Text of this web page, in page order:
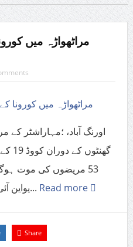
53 مریضوں کی موت
یواین آئی کی جانب سے جمع کئے گئے ا... Read more
Share